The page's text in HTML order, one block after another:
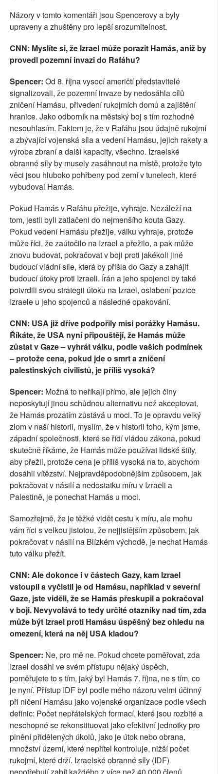
Názory v tomto komentáři jsou Spencerovy a byly
upraveny a zhuštěny pro lepší srozumitelnost.
CNN: Myslíte si, že Izrael může porazit Hamás, aniž by
provedl pozemní invazi do Rafáhu?
Spencer: Od 8. října vysocí američtí představitelé
signalizovali, že pozemní invaze by nedosáhla cílů
zničení Hamásu, přivedení rukojmích domů a zajištění
hranice. Jako odborník na městský boj s tím rozhodně
nesouhlasím. Faktem je, že v Rafáhu jsou údajně rukojmí
a zbývající vojenská síla a vedení Hamásu, jejich rakety a
výroba zbraní a další kapacity, všechno. Izraelské
obranné síly by musely zasáhnout na místě, protože tyto
věci jsou hluboko pohřbeny pod zemí v tunelech, které
vybudoval Hamás.
Pokud Hamás v Rafáhu přežije, vyhraje. Nezáleží na
tom, jestli byli zatlačeni do nejmenšího kouta Gazy.
Pokud vedení Hamásu přežije, válku vyhraje, protože
může říci, že zaútočilo na Izrael a přežilo, a pak může
znovu budovat, pokračovat v boji proti jakékoli jiné
budoucí vládní síle, která by přišla do Gazy a zahájit
budoucí útoky proti Izraeli. Írán a jeho spojenci by také
potvrdili svou strategii útoku na Izrael, oslabení pozice
Izraele u jeho spojenců a následné opakování.
CNN: USA již dříve podpořily misi porážky Hamásu.
Říkáte, že USA nyní připouštějí, že Hamás může
zůstat v Gaze – vyhrát válku, podle vašich podmínek
– protože cena, pokud jde o smrt a zničení
palestinských civilistů, je příliš vysoká?
Spencer: Možná to neříkají přímo, ale jejich činy
neposkytují jinou schůdnou alternativu než akceptovat,
že Hamás prozatím zůstává u moci. To je opravdu velký
zlom v naší historii, myslím, že v historii toho, kým jsme,
západní společnosti, které se řídí vládou zákona, pokud
skutečně říkáme, že Hamás může používat lidské štíty,
aby přežil, protože cena je příliš vysoká na to, abychom
dosáhli vítězství. Nejpravděpodobnějším způsobem, jak
pokračovat v násilí a nedostatku míru v Izraeli a
Palestině, je ponechat Hamás u moci.
Samozřejmě, že je těžké vidět cestu k míru, ale mohu
vám říci s velkou jistotou, že nejjistějším způsobem, jak
pokračovat v násilí na Blízkém východě, je nechat Hamás
tuto válku přežít.
CNN: Ale dokonce i v částech Gazy, kam Izrael
vstoupil a vyčistil je od Hamásu, například v severní
Gaze, jste viděli, že se Hamás přeskupil a pokračoval
v boji. Nevyvolává to tedy určité otazníky nad tím, zda
může být Izrael proti Hamásu úspěšný bez ohledu na
omezení, která na něj USA kladou?
Spencer: Ne, pro mě ne. Pokud chcete poměřovat, zda
Izrael dosáhl ve svém přístupu nějaký úspěch,
poměřujete to s tím, jaký byl Hamás 7. října, ne s tím, co
je nyní. Přístup IDF byl podle mého názoru velmi účinný
při ničení Hamásu jako vojenské organizace podle všech
definic: Počet nepřátelských formací, které jsou rozbité a
neschopné se rekonstituovat jako efektivní jednotky pro
plnění přidělených úkolů, jako je útok nebo obrana,
množství území, které nepřítel kontroluje, nižší počet
rukojmí, které drží. Izraelské obranné síly (IDF)